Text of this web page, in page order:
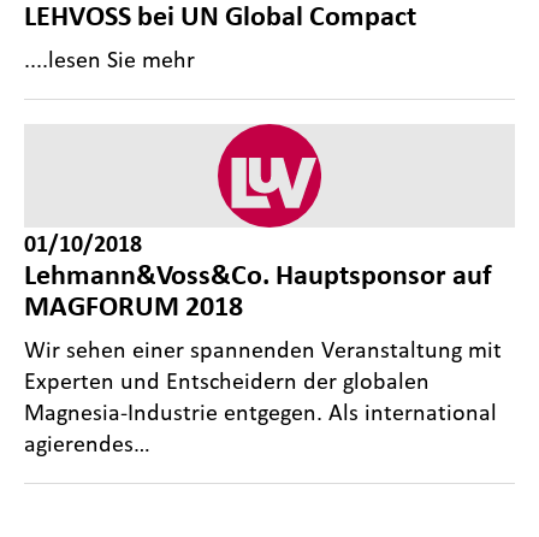
LEHVOSS bei UN Global Compact
....lesen Sie mehr
01/10/2018
Lehmann&Voss&Co. Hauptsponsor auf
MAGFORUM 2018
Wir sehen einer spannenden Veranstaltung mit
Experten und Entscheidern der globalen
Magnesia-Industrie entgegen. Als international
agierendes…